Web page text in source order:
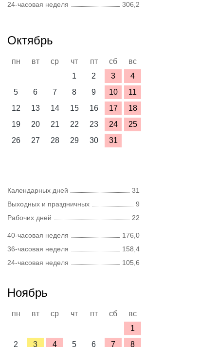
24-часовая неделя
306,2
Октябрь
пн вт ср чт пт сб
вс
1
2 3
4
5
6 7 8 9 10
11
12
13 14 15 16 17
18
19
20 21 22 23 24
25
26
27 28 29 30 31
Календарных дней
31
Выходных и праздничных
9
Рабочих дней
22
40-часовая неделя
176,0
36-часовая неделя
158,4
24-часовая неделя
105,6
Ноябрь
пн вт ср чт пт сб
вс
1
2
3 4 5 6 7 8